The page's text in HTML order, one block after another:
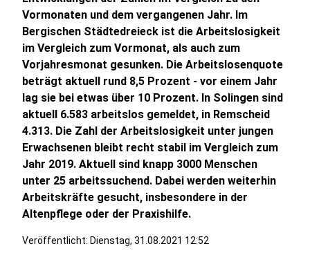
Vormonaten und dem vergangenen Jahr. Im
Bergischen Städtedreieck ist die Arbeitslosigkeit
im Vergleich zum Vormonat, als auch zum
Vorjahresmonat gesunken. Die Arbeitslosenquote
beträgt aktuell rund 8,5 Prozent - vor einem Jahr
lag sie bei etwas über 10 Prozent. In Solingen sind
aktuell 6.583 arbeitslos gemeldet, in Remscheid
4.313. Die Zahl der Arbeitslosigkeit unter jungen
Erwachsenen bleibt recht stabil im Vergleich zum
Jahr 2019. Aktuell sind knapp 3000 Menschen
unter 25 arbeitssuchend. Dabei werden weiterhin
Arbeitskräfte gesucht, insbesondere in der
Altenpflege oder der Praxishilfe.
Veröffentlicht: Dienstag, 31.08.2021 12:52